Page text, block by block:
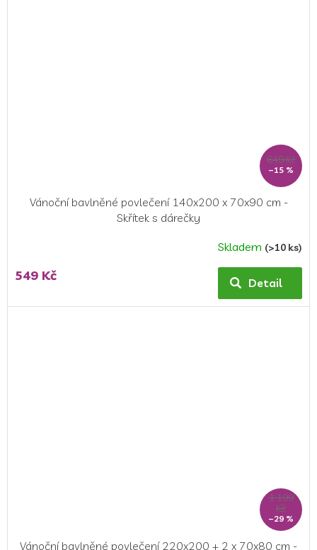
649 Kč
–15 %
Vánoční bavlněné povlečení 140x200 x 70x90 cm -
Skřítek s dárečky
produktu
Skladem (>10 ks)
549 Kč Detail
1 199
Kč
–29 %
Vánoční bavlněné povlečení 220x200 + 2 x 70x80 cm -